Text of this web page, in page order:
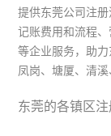
提供东莞公司注
记账费用和流程
等企业服务，助
凤岗、塘厦、清
东莞的各镇区注